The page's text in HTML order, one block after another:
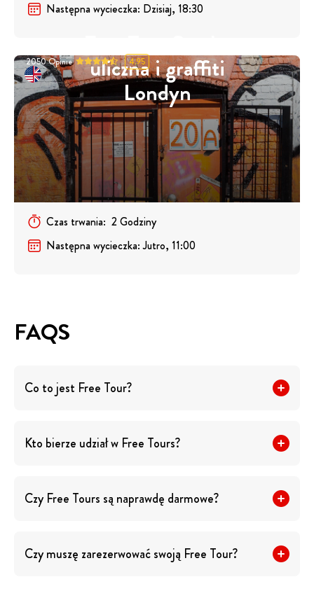
Następna wycieczka: Dzisiaj, 18:30
uliczna i graffiti
Londyn
2050Opinie 4.95
Czas trwania: 2Godziny
Następna wycieczka:Jutro, 11:00
FAQS
Co to jest Free Tour?
Kto bierze udział w Free Tours?
Czy Free Tours są naprawdę darmowe?
Czy muszę zarezerwować swoją Free Tour?